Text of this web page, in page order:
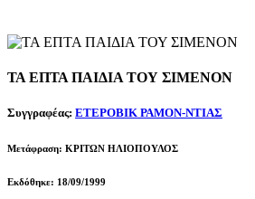
ΤΑ ΕΠΤΑ ΠΑΙΔΙΑ ΤΟΥ ΣΙΜΕΝΟΝ
Συγγραφέας: ΕΤΕΡΟΒΙΚ ΡΑΜΟΝ-ΝΤΙΑΣ
Μετάφραση: ΚΡΙΤΩΝ ΗΛΙΟΠΟΥΛΟΣ
Εκδόθηκε: 18/09/1999